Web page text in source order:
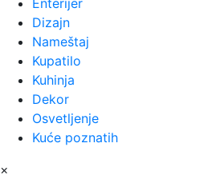
Dizajn
Nameštaj
Kupatilo
Kuhinja
Dekor
Osvetljenje
Kuće poznatih
×